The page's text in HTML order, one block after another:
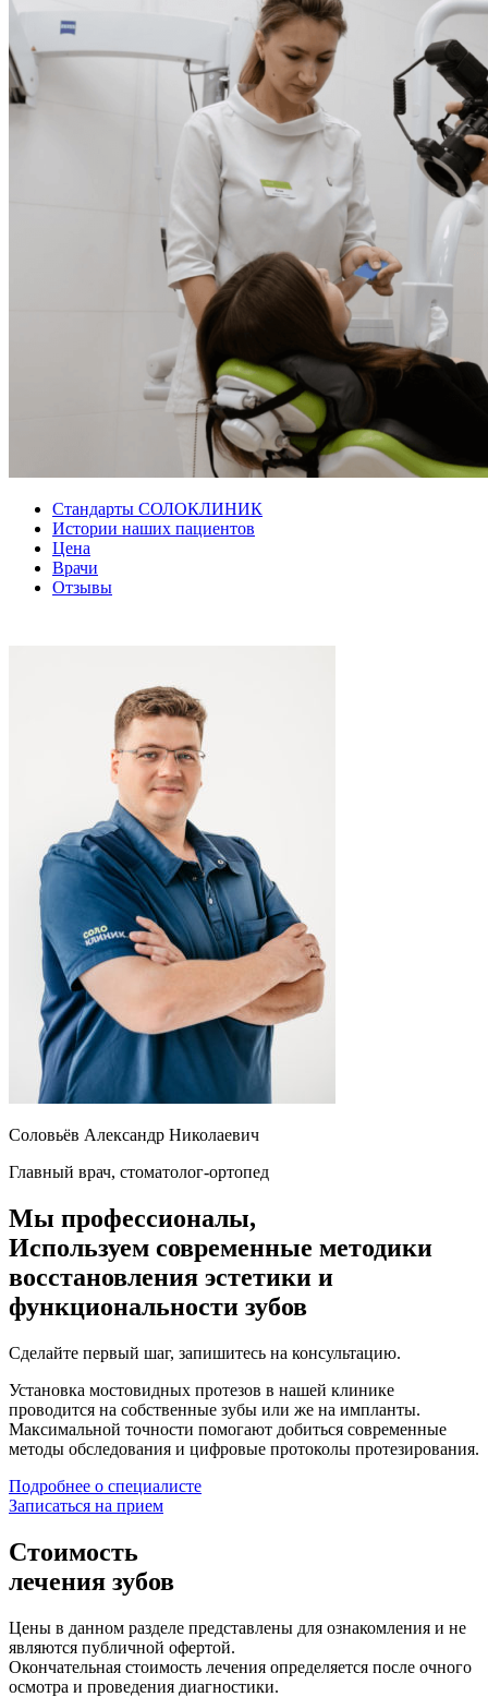
Стандарты СОЛОКЛИНИК
Истории наших пациентов
Цена
Врачи
Отзывы
Соловьёв Александр Николаевич
Главный врач, стоматолог-ортопед
Мы профессионалы,
Используем современные методики
восстановления эстетики и
функциональности зубов
Сделайте первый шаг, запишитесь на консультацию.
Установка мостовидных протезов в нашей клинике
проводится на собственные зубы или же на импланты.
Максимальной точности помогают добиться современные
методы обследования и цифровые протоколы протезирования.
Подробнее о специалисте
Записаться на прием
Стоимость
лечения зубов
Цены в данном разделе представлены для ознакомления и не
являются публичной офертой.
Окончательная стоимость лечения определяется после очного
осмотра и проведения диагностики.